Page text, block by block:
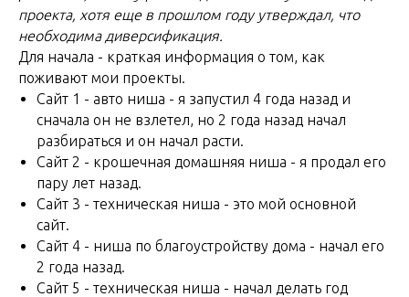
проекта, хотя еще в прошлом году утверждал, что
необходима диверсификация.
Для начала - краткая информация о том, как
поживают мои проекты.
Сайт 1 - авто ниша - я запустил 4 года назад и
сначала он не взлетел, но 2 года назад начал
разбираться и он начал расти.
Сайт 2 - крошечная домашняя ниша - я продал его
пару лет назад.
Сайт 3 - техническая ниша - это мой основной
сайт.
Сайт 4 - ниша по благоустройству дома - начал его
2 года назад.
Сайт 5 - техническая ниша - начал делать год